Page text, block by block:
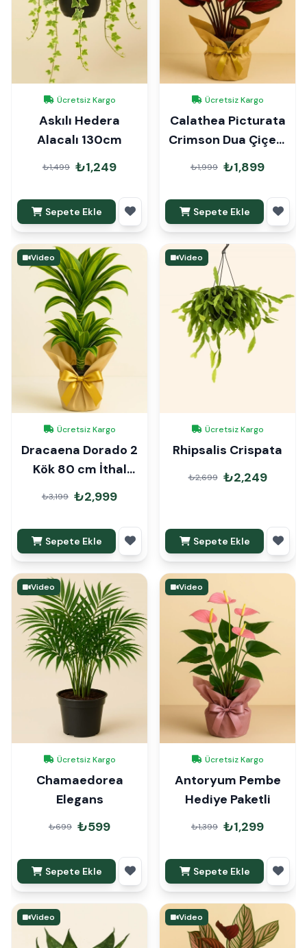
Ücretsiz Kargo
Askılı Hedera
Alacalı 130cm
₺1,499 ₺1,249
Sepete Ekle
Ücretsiz Kargo
Calathea Picturata
Crimson Dua Çiçeği
Hediye Paketli
₺1,999 ₺1,899
Sepete Ekle
Video
Ücretsiz Kargo
Dracaena Dorado 2
Kök 80 cm İthal
Hediye Paketli
₺3,199 ₺2,999
Sepete Ekle
Video
Ücretsiz Kargo
Rhipsalis Crispata
₺2,699 ₺2,249
Sepete Ekle
Video
Ücretsiz Kargo
Chamaedorea
Elegans
₺699 ₺599
Sepete Ekle
Video
Ücretsiz Kargo
Antoryum Pembe
Hediye Paketli
₺1,399 ₺1,299
Sepete Ekle
Video Video